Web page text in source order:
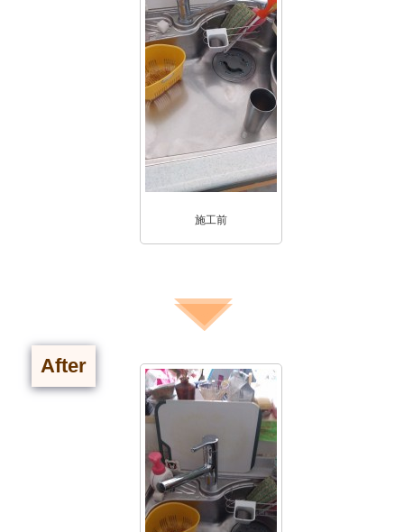
施工前
After